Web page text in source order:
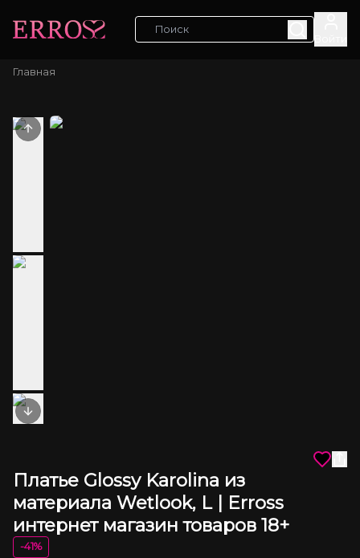
Главная
Previous slide
Next slide
Платье Glossy Karolina из
материала Wetlook, L | Erross
интернет магазин товаров 18+
-41%